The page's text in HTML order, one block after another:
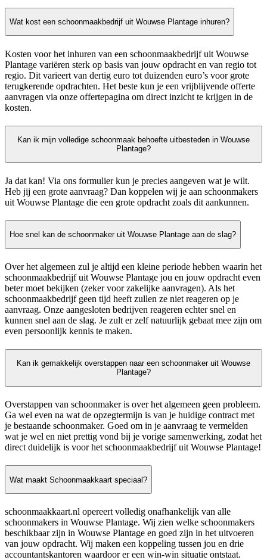
Wat kost een schoonmaakbedrijf uit Wouwse Plantage inhuren?
Kosten voor het inhuren van een schoonmaakbedrijf uit Wouwse
Plantage variëren sterk op basis van jouw opdracht en van regio tot
regio. Dit varieert van dertig euro tot duizenden euro’s voor grote
terugkerende opdrachten. Het beste kun je een vrijblijvende offerte
aanvragen via onze offertepagina om direct inzicht te krijgen in de
kosten.
Kan ik mijn volledige schoonmaak behoefte uitbesteden in Wouwse
Plantage?
Ja dat kan! Via ons formulier kun je precies aangeven wat je wilt.
Heb jij een grote aanvraag? Dan koppelen wij je aan schoonmakers
uit Wouwse Plantage die een grote opdracht zoals dit aankunnen.
Hoe snel kan de schoonmaker uit Wouwse Plantage aan de slag?
Over het algemeen zul je altijd een kleine periode hebben waarin het
schoonmaakbedrijf uit Wouwse Plantage jou en jouw opdracht even
beter moet bekijken (zeker voor zakelijke aanvragen). Als het
schoonmaakbedrijf geen tijd heeft zullen ze niet reageren op je
aanvraag. Onze aangesloten bedrijven reageren echter snel en
kunnen snel aan de slag. Je zult er zelf natuurlijk gebaat mee zijn om
even persoonlijk kennis te maken.
Kan ik gemakkelijk overstappen naar een schoonmaker uit Wouwse
Plantage?
Overstappen van schoonmaker is over het algemeen geen probleem.
Ga wel even na wat de opzegtermijn is van je huidige contract met
je bestaande schoonmaker. Goed om in je aanvraag te vermelden
wat je wel en niet prettig vond bij je vorige samenwerking, zodat het
direct duidelijk is voor het schoonmaakbedrijf uit Wouwse Plantage!
Wat maakt Schoonmaakkaart speciaal?
schoonmaakkaart.nl opereert volledig onafhankelijk van alle
schoonmakers in Wouwse Plantage. Wij zien welke schoonmakers
beschikbaar zijn in Wouwse Plantage en goed zijn in het uitvoeren
van jouw opdracht. Wij maken een koppeling tussen jou en drie
accountantskantoren waardoor er een win-win situatie ontstaat.